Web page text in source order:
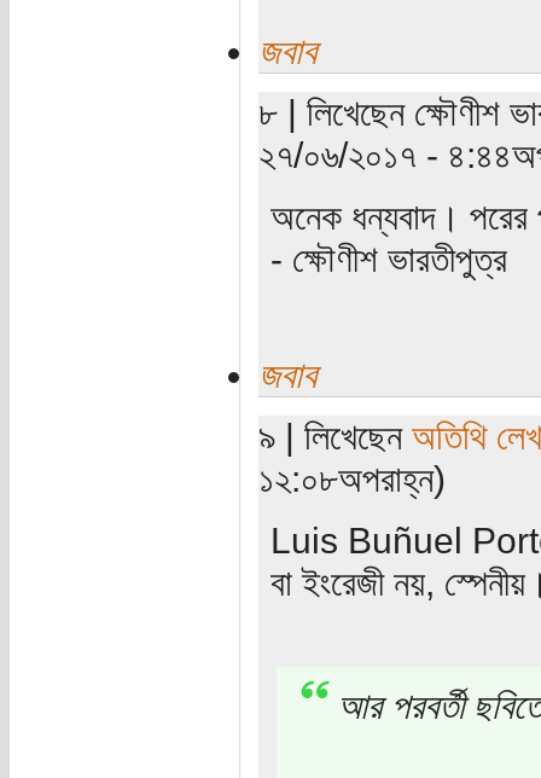
জবাব
৮ | লিখেছেন ক্ষৌণীশ
২৭/০৬/২০১৭ -
অনেক ধন্যবাদ। পরের
- ক্ষৌণীশ ভারতীপুত্র
জবাব
৯ | লিখেছেন অতিথি
১২:০৮অপরাহ্ন)
Luis Buñuel
বা ইংরেজী নয়,
আর পরবর্তী